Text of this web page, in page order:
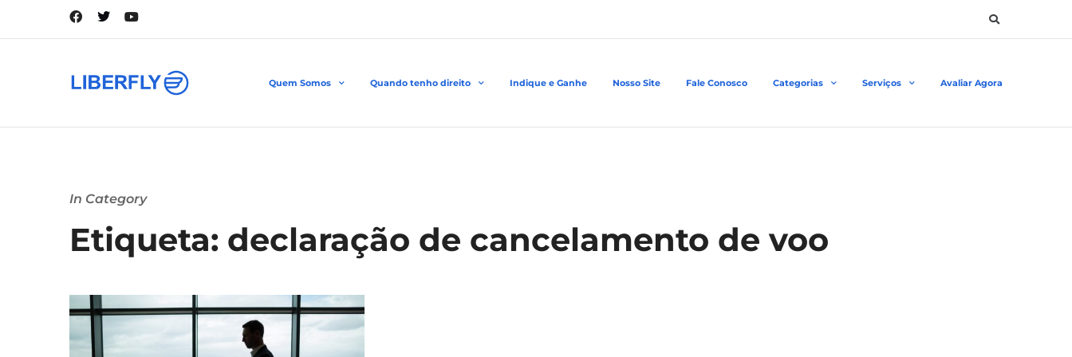
Quem Somos Quando tenho direito Indique e Ganhe Nosso Site Fale Conosco Categorias Serviços Avaliar Agora
In Category
Etiqueta: declaração de cancelamento de voo